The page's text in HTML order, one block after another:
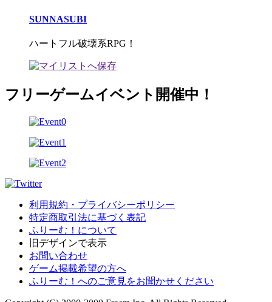
SUNNASUBI
ハートフル破壊系RPG！
フリーゲームイベント開催中！
利用規約・プライバシーポリシー
特定商取引法に基づく表記
ふりーむ！について
旧デザインで表示
お問い合わせ
ゲーム掲載希望の方へ
ふりーむ！へのご意見をお聞かせください